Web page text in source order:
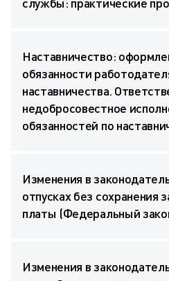
Наставничество:
обязанности
наставничества.
недобросовестное
обязанностей по
Изменения в
отпусках без сохранения
платы (Федеральный
Изменения в